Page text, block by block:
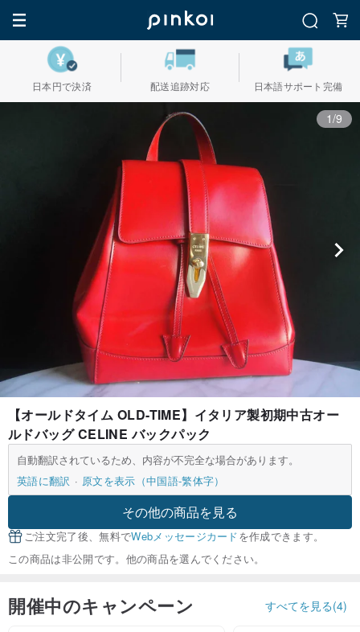
日本円で決済 配送追跡対応 日本語サポート完備
1/9
【オールドタイム OLD-TIME】イタリア製初期中古オー
ルドバッグ CELINE バックパック
自動翻訳されているため、内容が不完全な場合があります。
英語に翻訳
原文を表示（中国語-繁体字）
その他の商品を見る
ご注文完了後、無料でWebメッセージカードを作成できます。
この商品は非公開です。他の商品を選んでください。
開催中のキャンペーン すべてを見る(4)